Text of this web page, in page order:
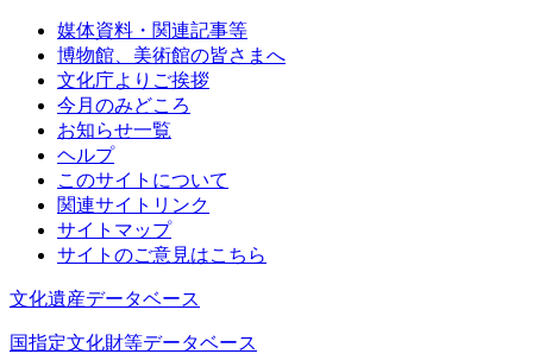
媒体資料・関連記事等
博物館、美術館の皆さまへ
文化庁よりご挨拶
今月のみどころ
お知らせ一覧
ヘルプ
このサイトについて
関連サイトリンク
サイトマップ
サイトのご意見はこちら
文化遺産データベース
国指定文化財等データベース